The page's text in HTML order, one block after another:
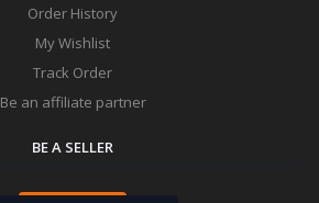
Order History
My Wishlist
Track Order
Be an affiliate partner
BE A SELLER